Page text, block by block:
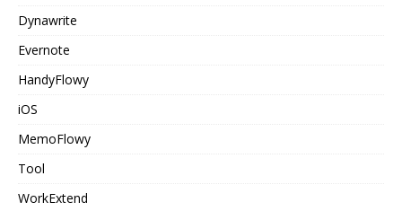
Dynawrite
Evernote
HandyFlowy
iOS
MemoFlowy
Tool
WorkExtend